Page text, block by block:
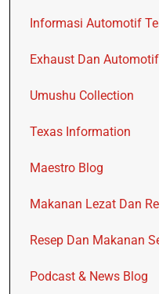
Informasi Automotif
Exhaust Dan Automotif
Umushu Collection
Texas Information
Maestro Blog
Makanan Lezat Dan
Resep Dan Makanan
Podcast & News Blog